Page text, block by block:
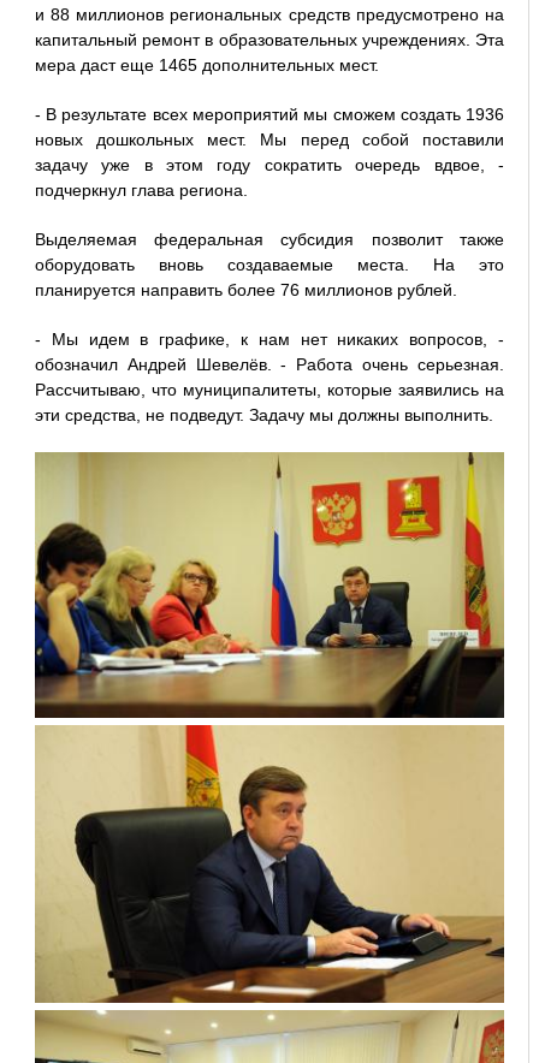
и 88 миллионов региональных средств предусмотрено на
капитальный ремонт в образовательных учреждениях. Эта
мера даст еще 1465 дополнительных мест.
- В результате всех мероприятий мы сможем создать 1936
новых дошкольных мест. Мы перед собой поставили
задачу уже в этом году сократить очередь вдвое, -
подчеркнул глава региона.
Выделяемая федеральная субсидия позволит также
оборудовать вновь создаваемые места. На это
планируется направить более 76 миллионов рублей.
- Мы идем в графике, к нам нет никаких вопросов, -
обозначил Андрей Шевелёв. - Работа очень серьезная.
Рассчитываю, что муниципалитеты, которые заявились на
эти средства, не подведут. Задачу мы должны выполнить.